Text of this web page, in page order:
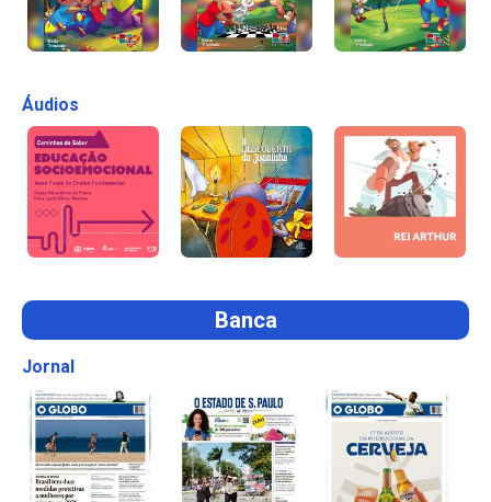
Áudios
Banca
Jornal